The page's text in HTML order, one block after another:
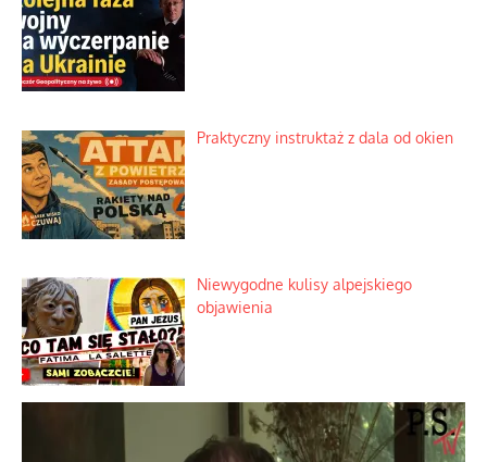
Praktyczny instruktaż z dala od okien
Niewygodne kulisy alpejskiego
objawienia